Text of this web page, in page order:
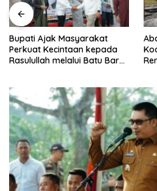
Abaikan Hari Libur, Pasiter
Kodim 0208/Asahan Kontrol
Renovasi MCK Mushollah Al